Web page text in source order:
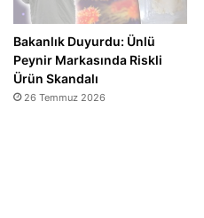
Bakanlık Duyurdu: Ünlü
Peynir Markasında Riskli
Ürün Skandalı
26 Temmuz 2026